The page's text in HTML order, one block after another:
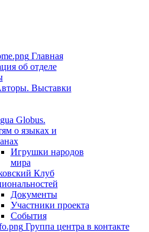
Главная
об отделе
Выставки
Globus.
о языках и
Игрушки народов
мира
Клуб
Документы
Участники проекта
События
Группа центра в контакте